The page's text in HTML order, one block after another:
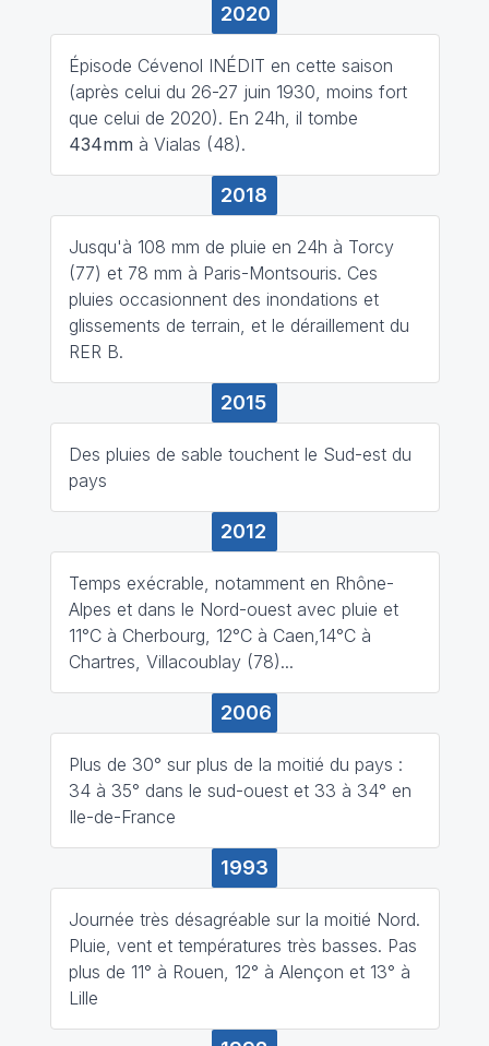
2020
Épisode Cévenol INÉDIT en cette saison
(après celui du 26-27 juin 1930, moins fort
que celui de 2020). En 24h, il tombe
434mm à Vialas (48).
2018
Jusqu'à 108 mm de pluie en 24h à Torcy
(77) et 78 mm à Paris-Montsouris. Ces
pluies occasionnent des inondations et
glissements de terrain, et le déraillement du
RER B.
2015
Des pluies de sable touchent le Sud-est du
pays
2012
Temps exécrable, notamment en Rhône-
Alpes et dans le Nord-ouest avec pluie et
11°C à Cherbourg, 12°C à Caen,14°C à
Chartres, Villacoublay (78)...
2006
Plus de 30° sur plus de la moitié du pays :
34 à 35° dans le sud-ouest et 33 à 34° en
Ile-de-France
1993
Journée très désagréable sur la moitié Nord.
Pluie, vent et températures très basses. Pas
plus de 11° à Rouen, 12° à Alençon et 13° à
Lille